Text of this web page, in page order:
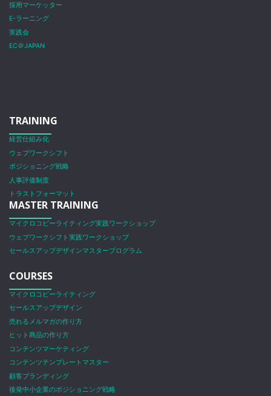
採用マーケッター
E-ラーニング
実践会
EC＠JAPAN
TRAINING
経営仕組み化
ウェブワークシフト
ポジショニング戦略
人事評価制度
トラストフォーマット
MASTER TRAINING
マイクロコピーライティング実践ワークショップ
ウェブワークシフト実践ワークショップ
セールスアップデザインマスタープログラム
COURSES
マイクロコピーライティング
セールスアップデザイン
売れるメルマガの作り方
ヒット商品の作り方
コンテンツマーケティング
コンテンツテンプレートマスター
顧客ブランディング
後発中小企業のポジショニング戦略